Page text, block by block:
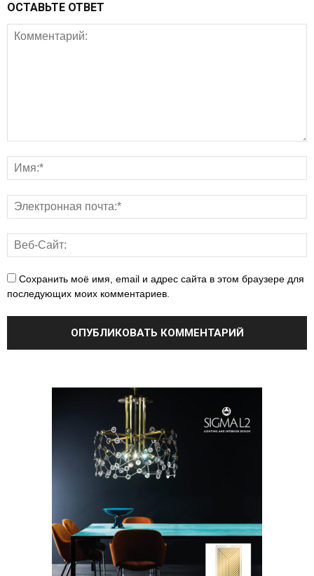
ОСТАВЬТЕ ОТВЕТ
Сохранить моё имя, email и адрес сайта в этом браузере для
последующих моих комментариев.